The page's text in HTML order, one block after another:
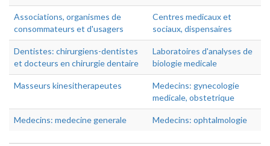
Associations, organismes de
consommateurs et d'usagers
Centres medicaux et
sociaux, dispensaires
Dentistes: chirurgiens-dentistes
et docteurs en chirurgie dentaire
Laboratoires d'analyses de
biologie medicale
Masseurs kinesitherapeutes
Medecins: gynecologie
medicale, obstetrique
Medecins: medecine generale Medecins: ophtalmologie